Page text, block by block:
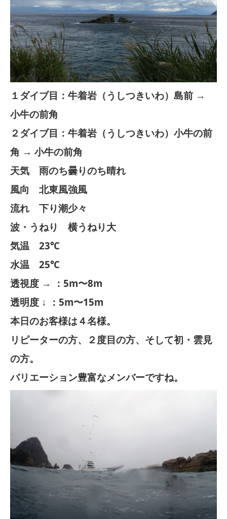
１ダイブ目：牛着岩（うしつきいわ）島前 →
小牛の前角
２ダイブ目：牛着岩（うしつきいわ）小牛の前
角 → 小牛の前角
天気 雨のち曇りのち晴れ
風向 北東風強風
流れ 下り潮少々
波・うねり 横うねり大
気温 23℃
水温 25℃
透視度 → ：5m〜8m
透明度 ↓ ：5m〜15m
本日のお客様は４名様。
リピーターの方、２度目の方、そして初・雲見
の方。
バリエーション豊富なメンバーですね。